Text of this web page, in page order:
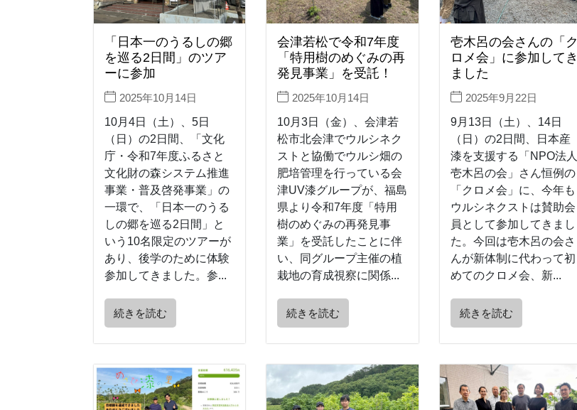
「日本一のうるしの郷
を巡る2日間」のツア
ーに参加
2025年10月14日
10月4日（土）、5日
（日）の2日間、「文化
庁・令和7年度ふるさと
文化財の森システム推進
事業・普及啓発事業」の
一環で、「日本一のうる
しの郷を巡る2日間」と
いう10名限定のツアーが
あり、後学のために体験
参加してきました。参...
続きを読む
会津若松で令和7年度
「特用樹のめぐみの再
発見事業」を受託！
2025年10月14日
10月3日（金）、会津若
松市北会津でウルシネク
ストと協働でウルシ畑の
肥培管理を行っている会
津UV漆グループが、福島
県より令和7年度「特用
樹のめぐみの再発見事
業」を受託したことに伴
い、同グループ主催の植
栽地の育成視察に関係...
続きを読む
壱木呂の会さんの「ク
ロメ会」に参加してき
ました
2025年9月22日
9月13日（土）、14日
（日）の2日間、日本産
漆を支援する「NPO法人
壱木呂の会」さん恒例の
「クロメ会」に、今年も
ウルシネクストは賛助会
員として参加してきまし
た。今回は壱木呂の会さ
んが新体制に代わって初
めてのクロメ会、新...
続きを読む